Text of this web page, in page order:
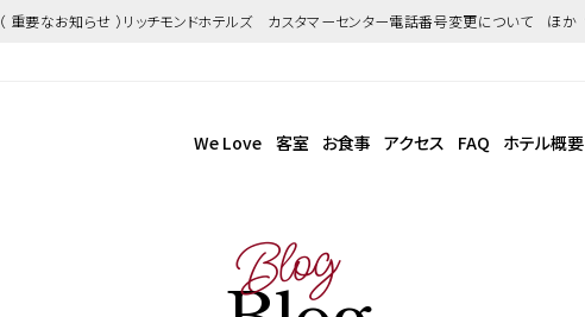
（ 重要なお知らせ ）リッチモンドホテルズ カスタマーセンター電話番号変更について ほか
We Love 客室 お食事 アクセス FAQ ホテル概要
Blog